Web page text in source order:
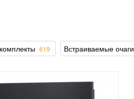
619 Встраиваемые очаги